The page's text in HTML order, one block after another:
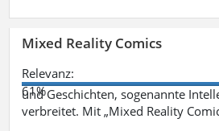
Mixed Reality Comics
Relevanz:
61%
und Geschichten, sogenannte
verbreitet. Mit „Mixed Reality